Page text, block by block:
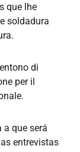
que lhe
soldadura
di
per il
a que será
entrevistas